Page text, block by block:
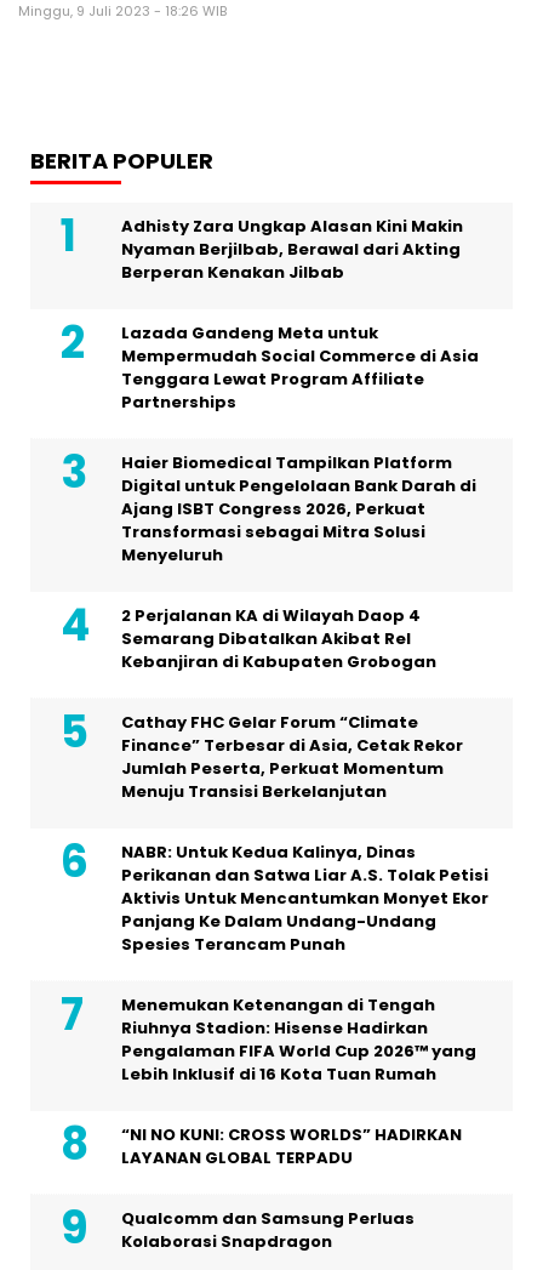
Minggu, 9 Juli 2023 - 18:26 WIB
BERITA POPULER
Adhisty Zara Ungkap Alasan Kini Makin
Nyaman Berjilbab, Berawal dari Akting
Berperan Kenakan Jilbab
Lazada Gandeng Meta untuk
Mempermudah Social Commerce di Asia
Tenggara Lewat Program Affiliate
Partnerships
Haier Biomedical Tampilkan Platform
Digital untuk Pengelolaan Bank Darah di
Ajang ISBT Congress 2026, Perkuat
Transformasi sebagai Mitra Solusi
Menyeluruh
2 Perjalanan KA di Wilayah Daop 4
Semarang Dibatalkan Akibat Rel
Kebanjiran di Kabupaten Grobogan
Cathay FHC Gelar Forum “Climate
Finance” Terbesar di Asia, Cetak Rekor
Jumlah Peserta, Perkuat Momentum
Menuju Transisi Berkelanjutan
NABR: Untuk Kedua Kalinya, Dinas
Perikanan dan Satwa Liar A.S. Tolak Petisi
Aktivis Untuk Mencantumkan Monyet Ekor
Panjang Ke Dalam Undang-Undang
Spesies Terancam Punah
Menemukan Ketenangan di Tengah
Riuhnya Stadion: Hisense Hadirkan
Pengalaman FIFA World Cup 2026™ yang
Lebih Inklusif di 16 Kota Tuan Rumah
“NI NO KUNI: CROSS WORLDS” HADIRKAN
LAYANAN GLOBAL TERPADU
Qualcomm dan Samsung Perluas
Kolaborasi Snapdragon